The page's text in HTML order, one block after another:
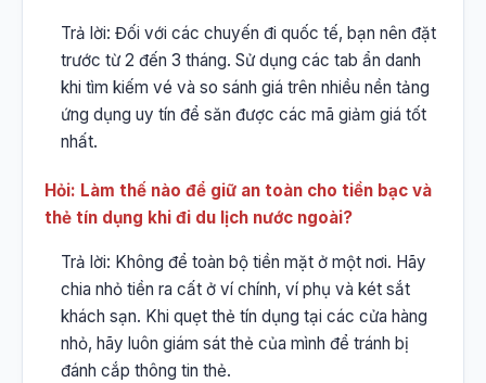
Trả lời: Đối với các chuyến đi quốc tế, bạn nên đặt
trước từ 2 đến 3 tháng. Sử dụng các tab ẩn danh
khi tìm kiếm vé và so sánh giá trên nhiều nền tảng
ứng dụng uy tín để săn được các mã giảm giá tốt
nhất.
Hỏi: Làm thế nào để giữ an toàn cho tiền bạc và
thẻ tín dụng khi đi du lịch nước ngoài?
Trả lời: Không để toàn bộ tiền mặt ở một nơi. Hãy
chia nhỏ tiền ra cất ở ví chính, ví phụ và két sắt
khách sạn. Khi quẹt thẻ tín dụng tại các cửa hàng
nhỏ, hãy luôn giám sát thẻ của mình để tránh bị
đánh cắp thông tin thẻ.